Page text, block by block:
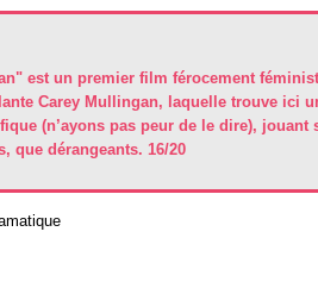
est un premier film férocement
Carey Mullingan, laquelle trouve ici
(n’ayons pas peur de le dire), jouant
que dérangeants. 16/20